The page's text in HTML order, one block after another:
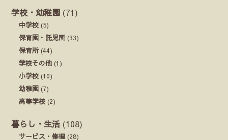
学校・幼稚園 (71)
中学校 (5)
保育園・託児所(33)
保育所(44)
学校その他 (1)
小学校 (10)
幼稚園 (7)
高等学校 (2)
暮らし・生活 (108)
サービス・修理 (28)